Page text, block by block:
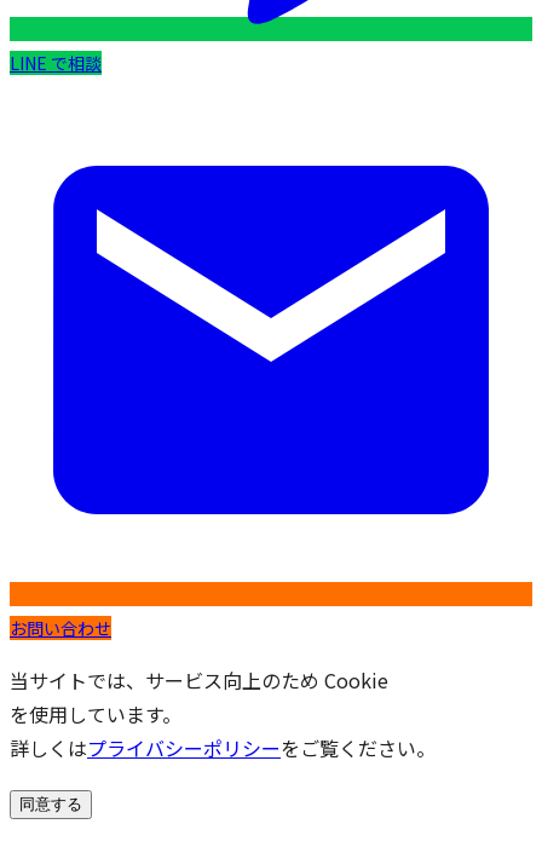
LINE で相談
お問い合わせ
当サイトでは、サービス向上のため Cookie
を使用しています。
詳しくはプライバシーポリシーをご覧ください。
同意する